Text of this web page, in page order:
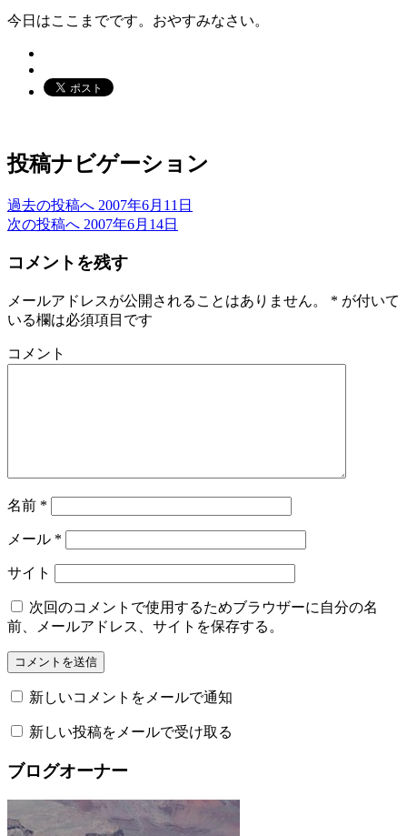
今日はここまでです。おやすみなさい。
投稿ナビゲーション
過去の投稿へ 2007年6月11日
次の投稿へ 2007年6月14日
コメントを残す
メールアドレスが公開されることはありません。 * が付いて
いる欄は必須項目です
コメント
名前 *
メール *
サイト
次回のコメントで使用するためブラウザーに自分の名
前、メールアドレス、サイトを保存する。
新しいコメントをメールで通知
新しい投稿をメールで受け取る
ブログオーナー